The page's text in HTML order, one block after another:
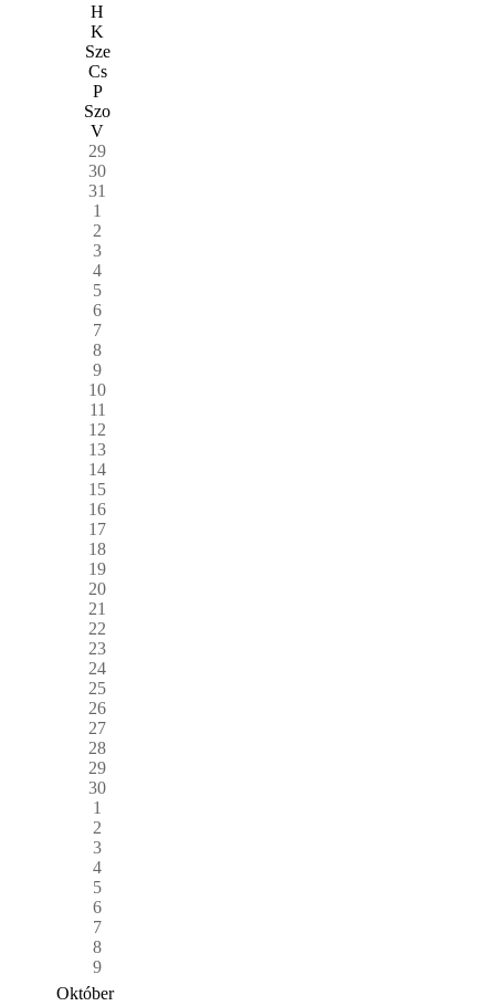
H
K
Sze
Cs
P
Szo
V
29
30
31
1
2
3
4
5
6
7
8
9
10
11
12
13
14
15
16
17
18
19
20
21
22
23
24
25
26
27
28
29
30
1
2
3
4
5
6
7
8
9
Október